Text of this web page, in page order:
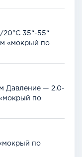
35“-55“
«мокрый по
Давление — 2.0-
по
по